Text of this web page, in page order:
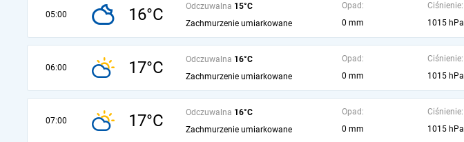
05:00 16°C Odczuwalna 15°C
Zachmurzenie umiarkowane
Opad:
0 mm
Ciśnienie:
1015 hPa
06:00 17°C Odczuwalna 16°C
Zachmurzenie umiarkowane
Opad:
0 mm
Ciśnienie:
1015 hPa
07:00 17°C Odczuwalna 16°C
Zachmurzenie umiarkowane
Opad:
0 mm
Ciśnienie:
1015 hPa